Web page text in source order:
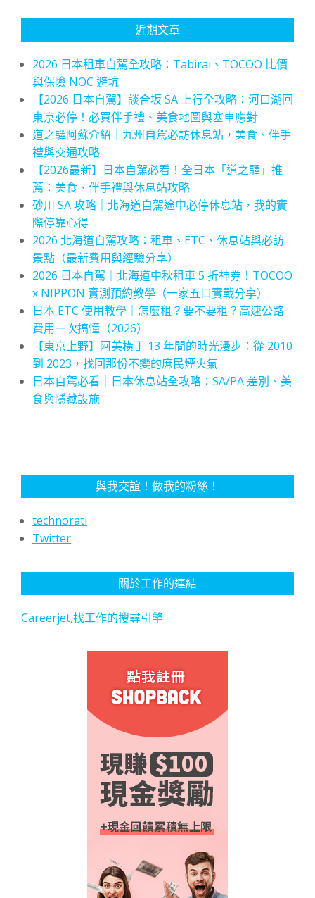
近期文章
2026 日本租車自駕全攻略：Tabirai、TOCOO 比價
與保險 NOC 避坑
【2026 日本自駕】談合坂 SA 上行全攻略：河口湖回
東京必停！必買伴手禮、美食地圖與塞車應對
道之驛阿蘇介紹｜九州自駕必訪休息站，美食、伴手
禮與交通攻略
【2026最新】日本自駕必看！全日本「道之驛」推
薦：美食、伴手禮與休息站攻略
砂川 SA 攻略｜北海道自駕途中必停休息站，我的實
際停靠心得
2026 北海道自駕攻略：租車、ETC、休息站與必訪
景點（最新費用與經驗分享）
2026 日本自駕｜北海道中秋租車 5 折神券！TOCOO
x NIPPON 實測預約教學（一家五口實戰分享）
日本 ETC 使用教學｜怎麼租？要不要租？高速公路
費用一次搞懂（2026）
【東京上野】阿美橫丁 13 年間的時光漫步：從 2010
到 2023，找回那份不變的庶民煙火氣
日本自駕必看｜日本休息站全攻略：SA/PA 差別、美
食與隱藏設施
與我交誼！做我的粉絲！
technorati
Twitter
關於工作的連結
Careerjet,找工作的搜尋引擎